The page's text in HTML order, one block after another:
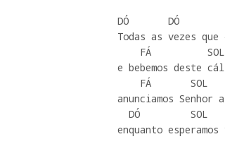
DÓ       DÓ
Todas as vezes que
e bebemos deste
anunciamos Senhor
enquanto